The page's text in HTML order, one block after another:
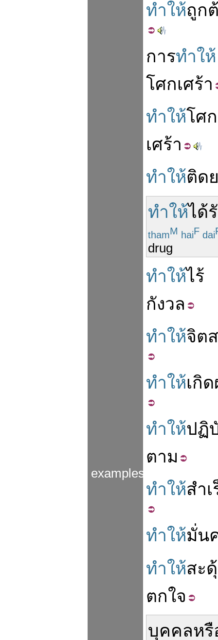
examples
ทำให้ถูก
การทำให้
โศกเศร้า
ทำให้โศก
เศร้า
ทำให้ติด
ทำให้ได้
thamM haiF dai
drug
ทำให้ไร้
กังวล
ทำให้จิต
ทำให้เกิด
ทำให้ปฏิ
ตาม
ทำให้สำ
ทำให้มั่น
ทำให้สะ
ตกใจ
บุคคลหรื